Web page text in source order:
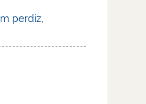
perdiz,